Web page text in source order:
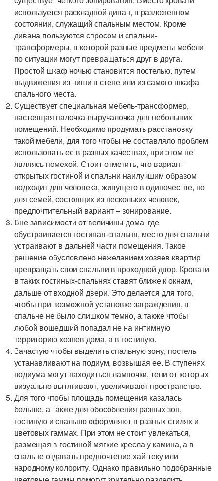
используется раскладной диван, в разложенном
состоянии, служащий спальным местом. Кроме
дивана пользуются спросом и спальни-
трансформеры, в которой разные предметы мебели
по ситуации могут превращаться друг в друга.
Простой шкаф ночью становится постелью, путем
выдвижения из ниши в стене или из самого шкафа
спального места.
Существует специальная мебель-трансформер,
настоящая палочка-выручалочка для небольших
помещений. Необходимо продумать расстановку
такой мебели, для того чтобы не составляло проблем
использовать ее в разных качествах, при этом не
являясь помехой. Стоит отметить, что вариант
открытых гостиной и спальни наилучшим образом
подходит для человека, живущего в одиночестве, но
для семей, состоящих из нескольких человек,
предпочтительный вариант – зонирование.
Вне зависимости от величины дома, где
обустраивается гостиная-спальня, место для спальни
устраивают в дальней части помещения. Такое
решение обусловлено нежеланием хозяев квартир
превращать свои спальни в проходной двор. Кровати
в таких гостиных-спальнях ставят ближе к окнам,
дальше от входной двери. Это делается для того,
чтобы при возможной установке заграждения, в
спальне не было слишком темно, а также чтобы
любой вошедший попадал не на интимную
территорию хозяев дома, а в гостиную.
Зачастую чтобы выделить спальную зону, постель
устанавливают на подиум, возвышая ее. В ступенях
подиума могут находиться лампочки, тени от которых
визуально вытягивают, увеличивают пространство.
Для того чтобы площадь помещения казалась
больше, а также для обособления разных зон,
гостиную и спальню оформляют в разных стилях и
цветовых гаммах. При этом не стоит увлекаться,
размещая в гостиной мягкие кресла у камина, а в
спальне отдавать предпочтение хай-теку или
народному колориту. Однако правильно подобранные